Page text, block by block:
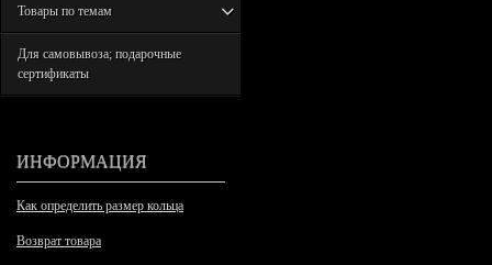
Товары по темам
Для самовывоза; подарочные
сертификаты
ИНФОРМАЦИЯ
Как определить размер кольца
Возврат товара